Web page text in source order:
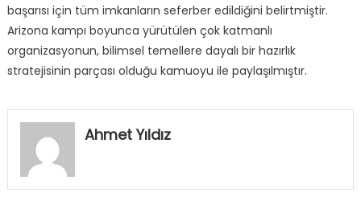
başarısı için tüm imkanların seferber edildiğini belirtmiştir.
Arizona kampı boyunca yürütülen çok katmanlı
organizasyonun, bilimsel temellere dayalı bir hazırlık
stratejisinin parçası olduğu kamuoyu ile paylaşılmıştır.
Ahmet Yıldız